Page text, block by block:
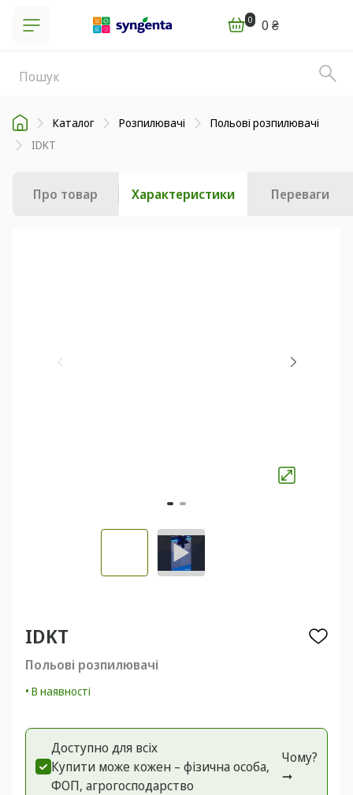
0 0 ₴
Каталог Розпилювачі
Польові розпилювачі
IDKT
Про товар Характеристики Переваги
IDKT
Польові розпилювачі
• В наявності
Доступно для всіх
Купити може кожен – фізична особа,
ФОП, агрогоспoдарство
Чому?
➞